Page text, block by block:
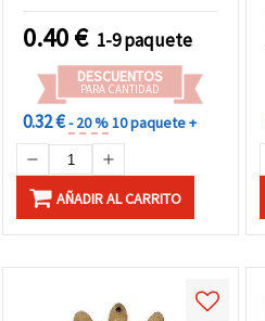
0.40€ 1-9 paquete
DESCUENTOS
PARA CANTIDAD
0.32 €- 20 %10 paquete +
AÑADIR AL CARRITO